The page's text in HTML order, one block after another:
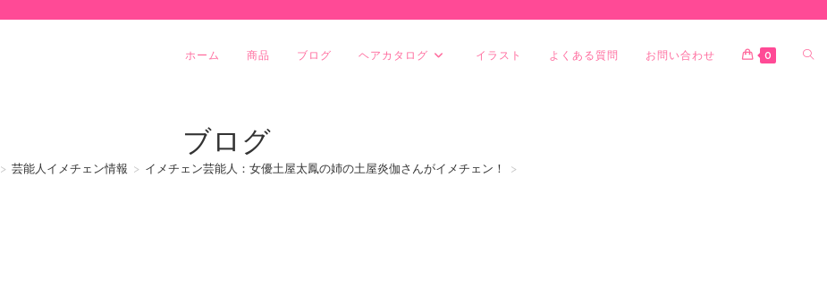
ホーム 商品 ブログ ヘアカタログ イラスト よくある質問 お問い合わせ 0
ブログ
> 芸能人イメチェン情報 > イメチェン芸能人：女優土屋太鳳の姉の土屋炎伽さんがイメチェン！ >